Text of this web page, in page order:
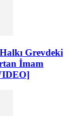
Grevdeki
İmam